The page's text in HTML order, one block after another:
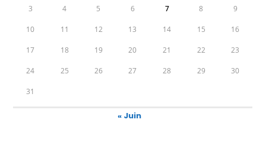
3 4 5 6 7 8 9
10 11 12 13 14 15 16
17 18 19 20 21 22 23
24 25 26 27 28 29 30
31
« Juin